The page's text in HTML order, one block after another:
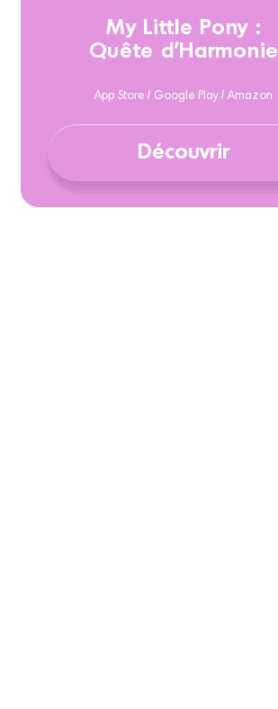
My Little Pony :
Quête d'Harmonie
App Store / Google Play / Amazon
Découvrir